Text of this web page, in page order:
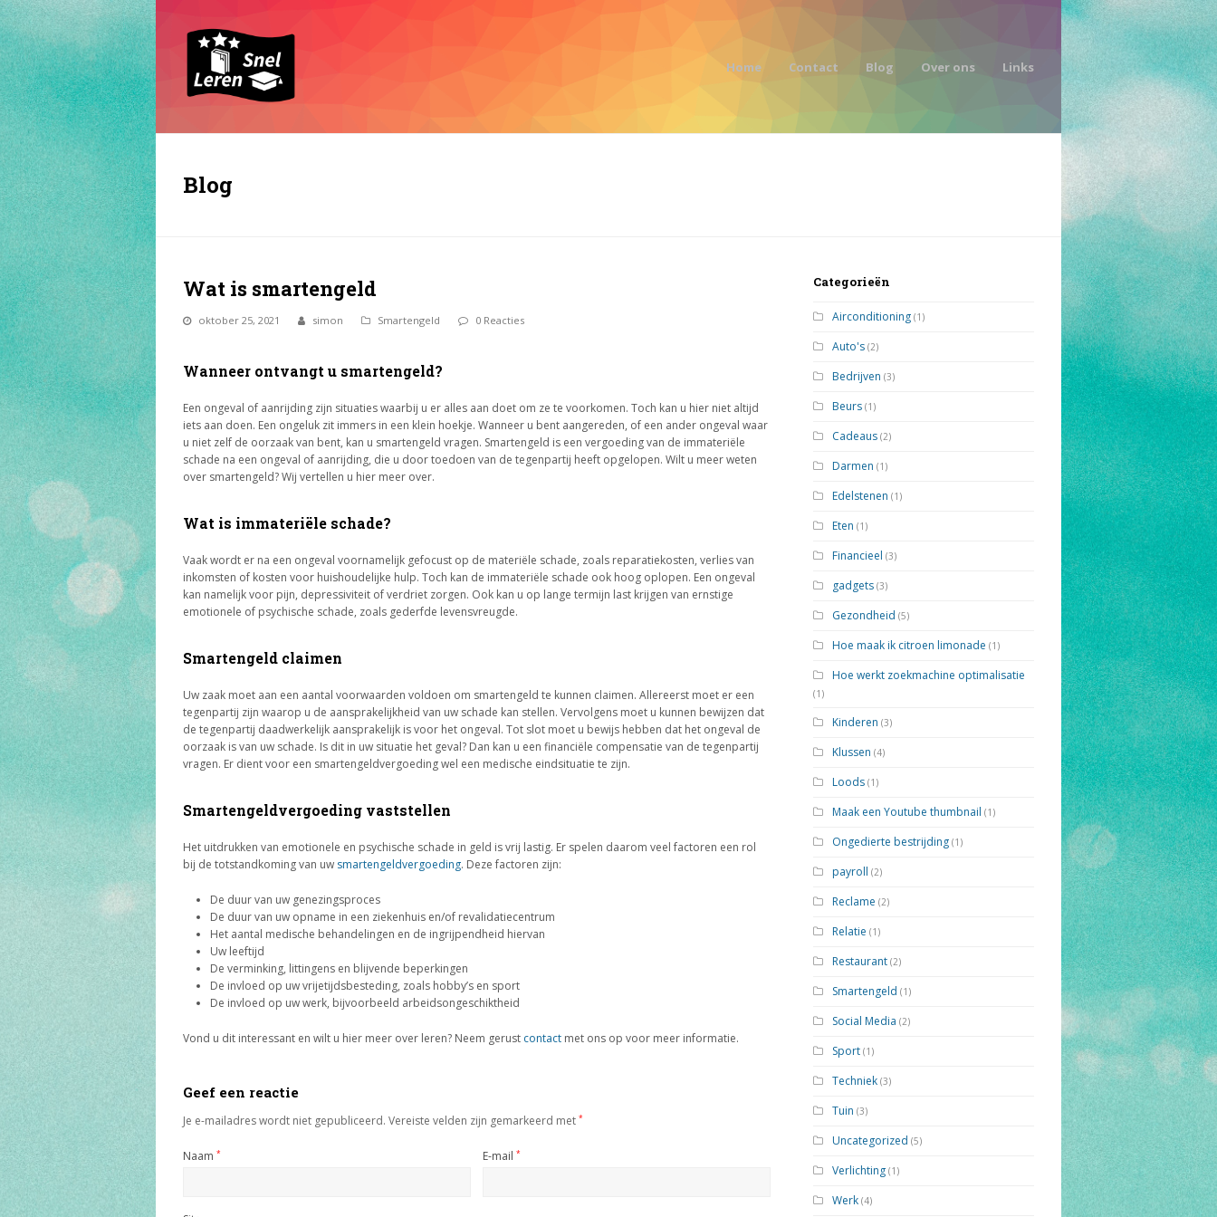
Home Contact Blog Over ons Links
Blog
Wat is smartengeld
oktober 25, 2021 simon Smartengeld 0 Reacties
Wanneer ontvangt u smartengeld?
Een ongeval of aanrijding zijn situaties waarbij u er alles aan doet om ze te voorkomen. Toch kan u hier niet altijd
iets aan doen. Een ongeluk zit immers in een klein hoekje. Wanneer u bent aangereden, of een ander ongeval waar
u niet zelf de oorzaak van bent, kan u smartengeld vragen. Smartengeld is een vergoeding van de immateriële
schade na een ongeval of aanrijding, die u door toedoen van de tegenpartij heeft opgelopen. Wilt u meer weten
over smartengeld? Wij vertellen u hier meer over.
Wat is immateriële schade?
Vaak wordt er na een ongeval voornamelijk gefocust op de materiële schade, zoals reparatiekosten, verlies van
inkomsten of kosten voor huishoudelijke hulp. Toch kan de immateriële schade ook hoog oplopen. Een ongeval
kan namelijk voor pijn, depressiviteit of verdriet zorgen. Ook kan u op lange termijn last krijgen van ernstige
emotionele of psychische schade, zoals gederfde levensvreugde.
Smartengeld claimen
Uw zaak moet aan een aantal voorwaarden voldoen om smartengeld te kunnen claimen. Allereerst moet er een
tegenpartij zijn waarop u de aansprakelijkheid van uw schade kan stellen. Vervolgens moet u kunnen bewijzen dat
de tegenpartij daadwerkelijk aansprakelijk is voor het ongeval. Tot slot moet u bewijs hebben dat het ongeval de
oorzaak is van uw schade. Is dit in uw situatie het geval? Dan kan u een financiële compensatie van de tegenpartij
vragen. Er dient voor een smartengeldvergoeding wel een medische eindsituatie te zijn.
Smartengeldvergoeding vaststellen
Het uitdrukken van emotionele en psychische schade in geld is vrij lastig. Er spelen daarom veel factoren een rol
bij de totstandkoming van uw smartengeldvergoeding. Deze factoren zijn:
De duur van uw genezingsproces
De duur van uw opname in een ziekenhuis en/of revalidatiecentrum
Het aantal medische behandelingen en de ingrijpendheid hiervan
Uw leeftijd
De verminking, littingens en blijvende beperkingen
De invloed op uw vrijetijdsbesteding, zoals hobby’s en sport
De invloed op uw werk, bijvoorbeeld arbeidsongeschiktheid
Vond u dit interessant en wilt u hier meer over leren? Neem gerust contact met ons op voor meer informatie.
Geef een reactie
Je e-mailadres wordt niet gepubliceerd. Vereiste velden zijn gemarkeerd met *
Naam * E-mail *
Categorieën
Airconditioning (1)
Auto's (2)
Bedrijven (3)
Beurs (1)
Cadeaus (2)
Darmen (1)
Edelstenen (1)
Eten (1)
Financieel (3)
gadgets (3)
Gezondheid (5)
Hoe maak ik citroen limonade (1)
Hoe werkt zoekmachine optimalisatie
(1)
Kinderen (3)
Klussen (4)
Loods (1)
Maak een Youtube thumbnail (1)
Ongedierte bestrijding (1)
payroll (2)
Reclame (2)
Relatie (1)
Restaurant (2)
Smartengeld (1)
Social Media (2)
Sport (1)
Techniek (3)
Tuin (3)
Uncategorized (5)
Verlichting (1)
Werk (4)